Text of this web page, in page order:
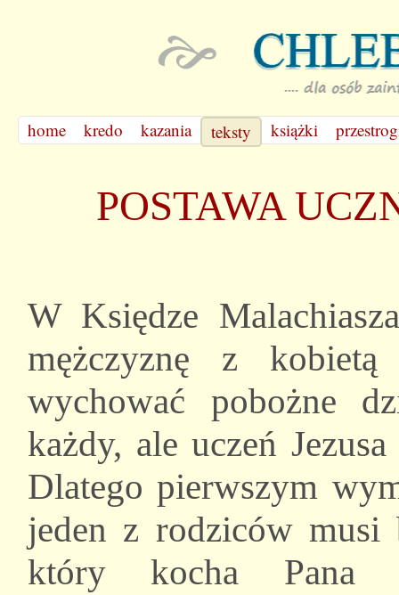
home kredo kazania teksty książki
POSTAWA
W Księdze
mężczyznę z
wychować pobożne
każdy, ale uczeń
Dlatego pierwszym
jeden z rodziców musi
który kocha Pana